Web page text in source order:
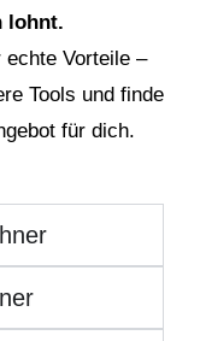
lohnt.
Vorteile –
Tools und finde
für dich.